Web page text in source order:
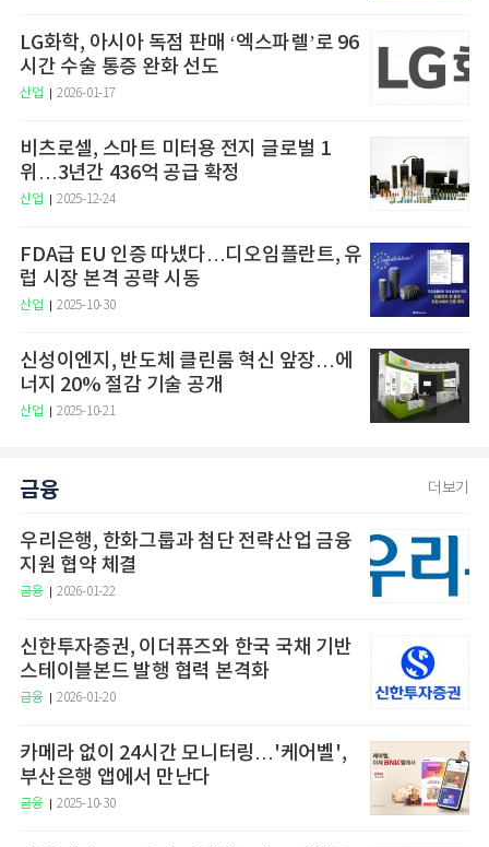
LG화학, 아시아 독점 판매 ‘엑스파렐’로 96
시간 수술 통증 완화 선도
산업 2026-01-17
비츠로셀, 스마트 미터용 전지 글로벌 1
위…3년간 436억 공급 확정
산업 2025-12-24
FDA급 EU 인증 따냈다…디오임플란트, 유
럽 시장 본격 공략 시동
산업 2025-10-30
신성이엔지, 반도체 클린룸 혁신 앞장…에
너지 20% 절감 기술 공개
산업 2025-10-21
금융 더보기
우리은행, 한화그룹과 첨단 전략산업 금융
지원 협약 체결
금융 2026-01-22
신한투자증권, 이더퓨즈와 한국 국채 기반
스테이블본드 발행 협력 본격화
금융 2026-01-20
카메라 없이 24시간 모니터링…'케어벨',
부산은행 앱에서 만난다
금융 2025-10-30